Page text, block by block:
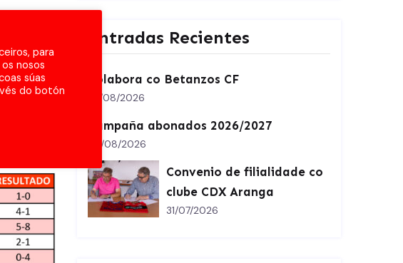
Entradas Recientes
Colabora co Betanzos CF
07/08/2026
Campaña abonados 2026/2027
02/08/2026
Convenio de filialidade co
clube CDX Aranga
31/07/2026
para
nosos
súas
do botón